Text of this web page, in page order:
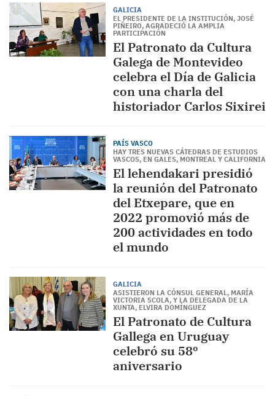
GALICIA
EL PRESIDENTE DE LA INSTITUCIÓN, JOSÉ
PIÑEIRO, AGRADECIÓ LA AMPLIA
PARTICIPACIÓN
El Patronato da Cultura
Galega de Montevideo
celebra el Día de Galicia
con una charla del
historiador Carlos Sixirei
PAÍS VASCO
HAY TRES NUEVAS CÁTEDRAS DE ESTUDIOS
VASCOS, EN GALES, MONTREAL Y CALIFORNIA
El lehendakari presidió
la reunión del Patronato
del Etxepare, que en
2022 promovió más de
200 actividades en todo
el mundo
GALICIA
ASISTIERON LA CÓNSUL GENERAL, MARÍA
VICTORIA SCOLA, Y LA DELEGADA DE LA
XUNTA, ELVIRA DOMÍNGUEZ
El Patronato de Cultura
Gallega en Uruguay
celebró su 58º
aniversario